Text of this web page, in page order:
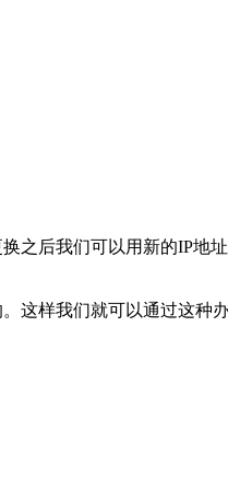
之后我们可以用新的IP地
这样我们就可以通过这种